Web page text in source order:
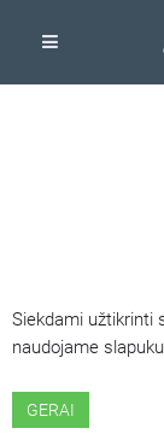
Siekdami užtikrinti
naudojame
GERAI